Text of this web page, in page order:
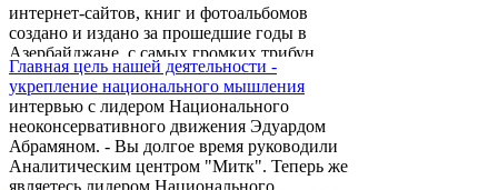
интернет-сайтов, книг и фотоальбомов
создано и издано за прошедшие годы в
Азербайджане, с самых громких трибун
звучат обвинения в "геноциде", якобы
устроенном армянами над мирными
жителями этого поселка. Очевидно, что
подобной напористостью в Баку стремятся
предотвратить любой объективный взгляд и
любую попытку анализа произошедшего в
Главная цель нашей деятельности -
укрепление национального мышления
интервью с лидером Национального
неоконсервативного движения Эдуардом
Абрамяном. - Вы долгое время руководили
Аналитическим центром "Митк". Теперь же
являетесь лидером Национального